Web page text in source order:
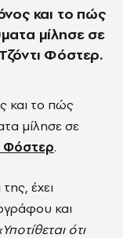
και το πώς
μίλησε σε
Φόστερ.
και το πώς
μίλησε σε
Φόστερ.
έχει
και
ότι